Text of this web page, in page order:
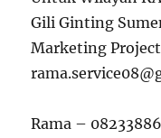
Gili Ginting
Marketing
Rama –